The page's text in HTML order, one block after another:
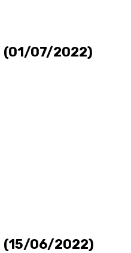
(01/07/2022)
(15/06/2022)